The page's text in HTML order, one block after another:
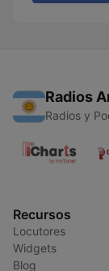
Radios
Radios y
Recursos
Locutores
Widgets
Blog